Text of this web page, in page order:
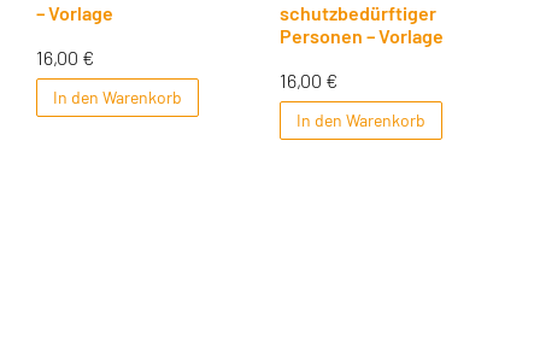
– Vorlage
16,00 €
In den Warenkorb
schutzbedürftiger
Personen – Vorlage
16,00 €
In den Warenkorb